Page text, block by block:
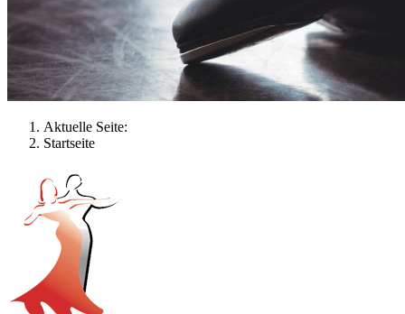
Aktuelle Seite:
Startseite